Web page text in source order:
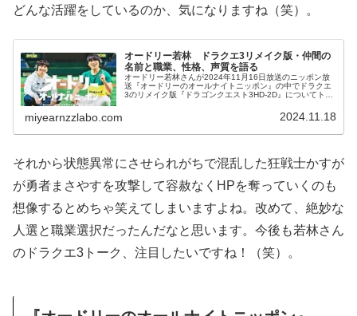
どんな活躍をしているのか、気になりますね（笑）。
オードリー若林 ドラクエ3リメイク版・仲間の
名前と職業、性格、声質を語る
オードリー若林さんが2024年11月16日放送のニッポン放
送『オードリーのオールナイトニッポン』の中でドラクエ
3のリメイク版『ドラゴンクエスト3HD-2D』についてトー
ソフトを購入した若林さんは番組収録合間の1時間の空き
時間、ドトールでドラクエ3リメイク版のプレイを始めた
miyearnzzlabo.com 2024.11.18
それから状態異常にさせられがちで混乱した狂戦士かすが
が勇者まさやすを攻撃して容赦なくHPを奪っていくのも
想像するとめちゃ笑えてしまいますよね。改めて、絶妙な
人選と職業選択だったんだなと思います。今後も若林さん
のドラクエ3トーク、注目したいですね！（笑）。